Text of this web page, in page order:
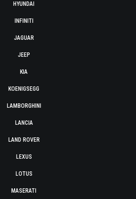
HYUNDAI
INFINITI
JAGUAR
JEEP
KIA
KOENIGSEGG
LAMBORGHINI
LANCIA
LAND ROVER
LEXUS
LOTUS
MASERATI